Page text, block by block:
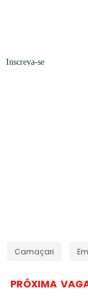
Inscreva-se
Camaçari
PRÓXIMA